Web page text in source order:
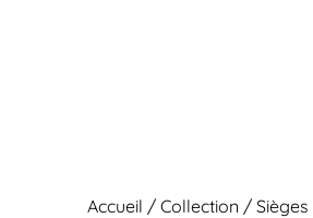
Accueil /Collection /Sièges